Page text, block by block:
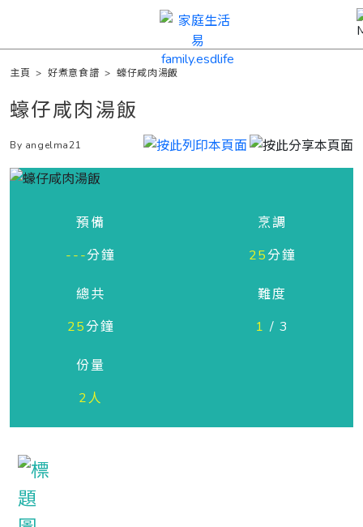
主頁 >好煮意食譜 >蠔仔咸肉湯飯
蠔仔咸肉湯飯
By angelma21
預備
---分鐘
烹調
25分鐘
總共
25分鐘
難度
1 / 3
份量
2人